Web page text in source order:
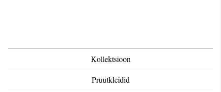
Kollektsioon
Pruutkleidid